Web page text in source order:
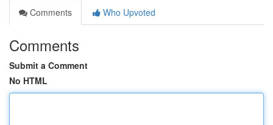
Comments
Who Upvoted
Comments
Submit a Comment
No HTML